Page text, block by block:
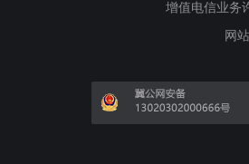
增值电信业务
网